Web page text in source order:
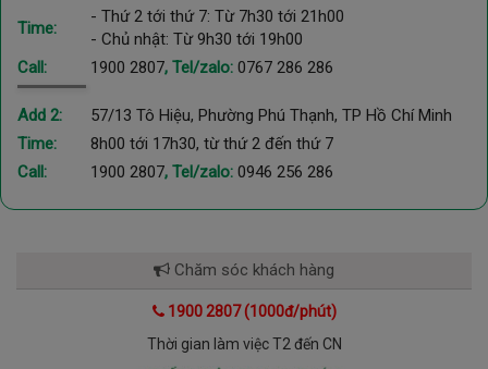
Time:
- Thứ 2 tới thứ 7: Từ 7h30 tới 21h00
- Chủ nhật: Từ 9h30 tới 19h00
Call:
1900 2807, Tel/zalo: 0767 286 286
Add 2:
57/13 Tô Hiệu, Phường Phú Thạnh, TP Hồ Chí Minh
Time:
8h00 tới 17h30, từ thứ 2 đến thứ 7
Call:
1900 2807, Tel/zalo: 0946 256 286
Chăm sóc khách hàng
1900 2807 (1000đ/phút)
Thời gian làm việc T2 đến CN